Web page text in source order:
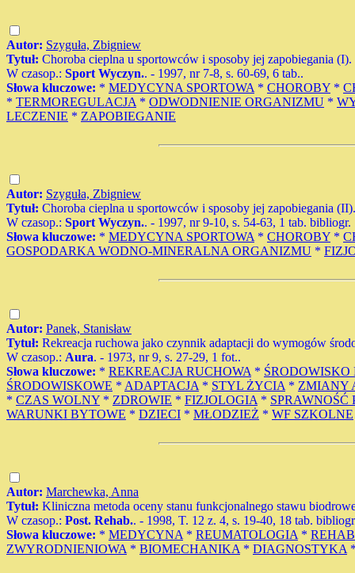
Autor: Szyguła, Zbigniew
Tytuł: Choroba cieplna u sportowców i sposoby jej zapobiegania (I).
W czasop.: Sport Wyczyn.. - 1997, nr 7-8, s. 60-69, 6 tab..
Słowa kluczowe: * MEDYCYNA SPORTOWA * CHOROBY *
* TERMOREGULACJA * ODWODNIENIE ORGANIZMU *
LECZENIE * ZAPOBIEGANIE
Autor: Szyguła, Zbigniew
Tytuł: Choroba cieplna u sportowców i sposoby jej zapobiegania (II).
W czasop.: Sport Wyczyn.. - 1997, nr 9-10, s. 54-63, 1 tab. bibliogr.
Słowa kluczowe: * MEDYCYNA SPORTOWA * CHOROBY *
GOSPODARKA WODNO-MINERALNA ORGANIZMU *
Autor: Panek, Stanisław
Tytuł: Rekreacja ruchowa jako czynnik adaptacji do wymogów
W czasop.: Aura. - 1973, nr 9, s. 27-29, 1 fot..
Słowa kluczowe: * REKREACJA RUCHOWA *
ŚRODOWISKOWE * ADAPTACJA * STYL ŻYCIA * ZMIANY
* CZAS WOLNY * ZDROWIE * FIZJOLOGIA *
WARUNKI BYTOWE * DZIECI * MŁODZIEŻ * WF SZKOLNE
Autor: Marchewka, Anna
Tytuł: Kliniczna metoda oceny stanu funkcjonalnego stawu
W czasop.: Post. Rehab.. - 1998, T. 12 z. 4, s. 19-40, 18 tab.
Słowa kluczowe: * MEDYCYNA * REUMATOLOGIA *
ZWYRODNIENIOWA * BIOMECHANIKA * DIAGNOSTYKA